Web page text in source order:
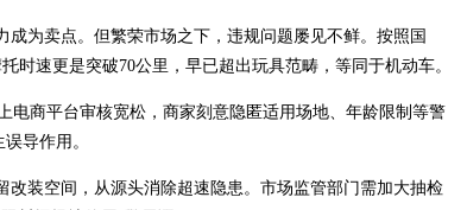
为卖点。但繁荣市场之下，违规问题屡见不鲜。按照国
速更是突破70公里，早已超出玩具范畴，等同于机动车。
电商平台审核宽松，商家刻意隐匿适用场地、年龄限制等警
导作用。
装空间，从源头消除超速隐患。市场监管部门需加大抽检